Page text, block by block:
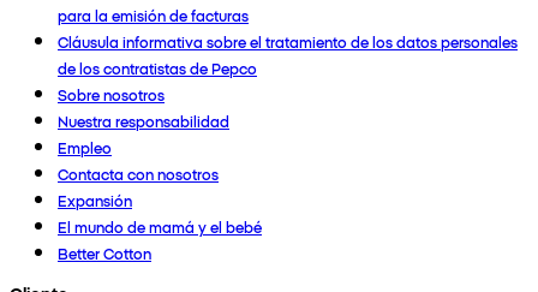
para la emisión de facturas
Cláusula informativa sobre el tratamiento de los datos personales
de los contratistas de Pepco
Sobre nosotros
Nuestra responsabilidad
Empleo
Contacta con nosotros
Expansión
El mundo de mamá y el bebé
Better Cotton